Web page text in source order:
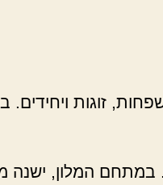
זוגות
במתחם המלון,